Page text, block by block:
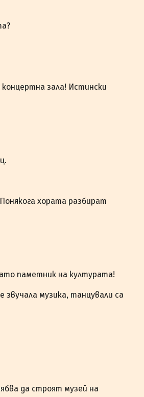
зала! Истински
хората разбират
паметник на културата!
звучала музика, танцували са
да строят музей на